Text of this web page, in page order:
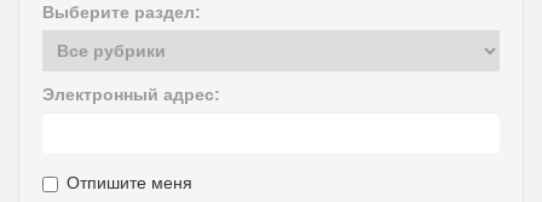
Выберите раздел:
Электронный адрес:
Отпишите меня